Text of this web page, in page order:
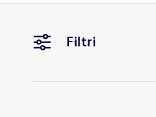
Filtri